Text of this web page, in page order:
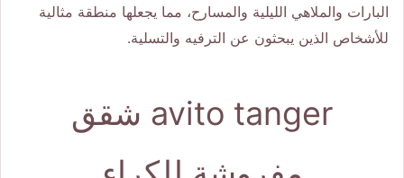
البارات والملاهي الليلية والمسارح، مما يجعلها منطقة مثالية
للأشخاص الذين يبحثون عن الترفيه والتسلية.
avito tanger شقق